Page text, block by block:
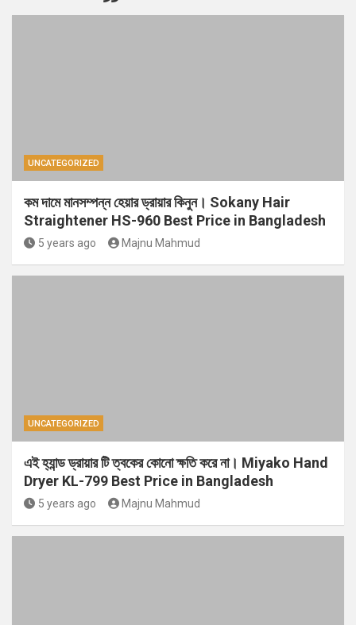
UNCATEGORIZED
কম দামে মানসম্পন্ন হেয়ার ড্রায়ার কিনুন। Sokany Hair
Straightener HS-960 Best Price in Bangladesh
5 years ago Majnu Mahmud
UNCATEGORIZED
এই হ্যান্ড ড্রায়ার টি ত্বকের কোনো ক্ষতি করে না। Miyako Hand
Dryer KL-799 Best Price in Bangladesh
5 years ago Majnu Mahmud